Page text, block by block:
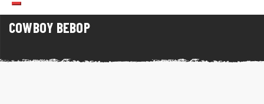
COWBOY BEBOP